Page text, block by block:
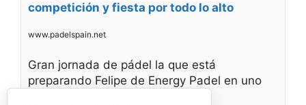
competición y fiesta por todo lo alto
www.padelspain.net
Gran jornada de pádel la que está
preparando Felipe de Energy Padel en uno